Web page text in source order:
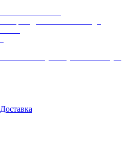
Доставка